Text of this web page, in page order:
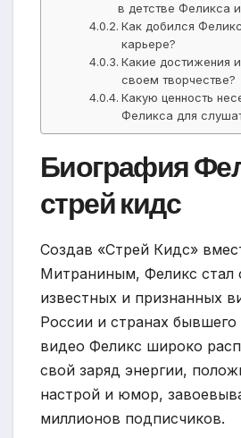
в детстве Феликса
Как добился
карьере?
Какие достижения
своем творчестве?
Какую ценность
Феликса для
Биография
стрей кидс
Создав «Стрей Кидс»
Митраниным, Феликс стал
известных и признанных
России и странах
видео Феликс широко
свой заряд энергии,
настрой и юмор,
миллионов подписчиков.